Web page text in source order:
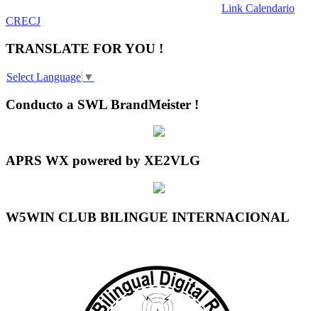
Link Calendario
CRECJ
TRANSLATE FOR YOU !
Select Language ▼
Conducto a SWL BrandMeister !
APRS WX powered by XE2VLG
W5WIN CLUB BILINGUE INTERNACIONAL